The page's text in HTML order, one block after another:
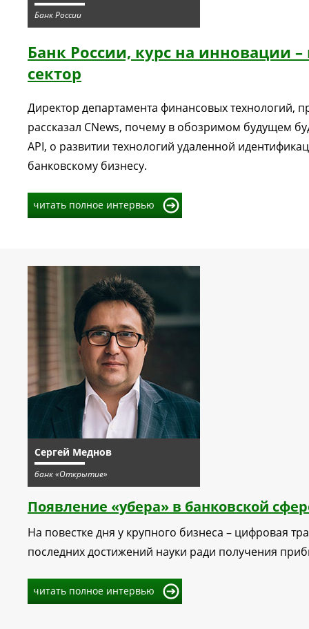
Банк России
Банк России, курс на инновации
сектор
Директор департамента финансовых технологий,
рассказал CNews, почему в обозримом будущем
API, о развитии технологий удаленной
банковскому бизнесу.
читать полное интервью
Сергей Меднов
банк «Открытие»
Появление «убера» в банковской
На повестке дня у крупного бизнеса – цифровая
последних достижений науки ради получения
читать полное интервью